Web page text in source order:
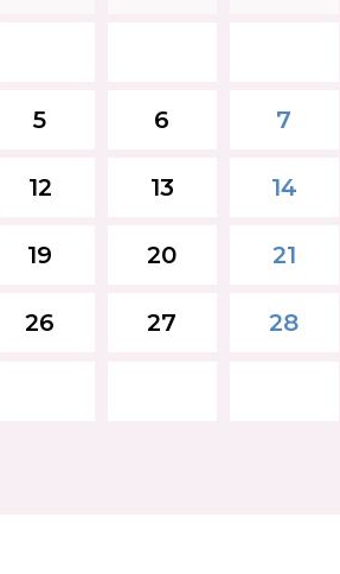
5 6 7
12 13 14
19 20 21
26 27 28